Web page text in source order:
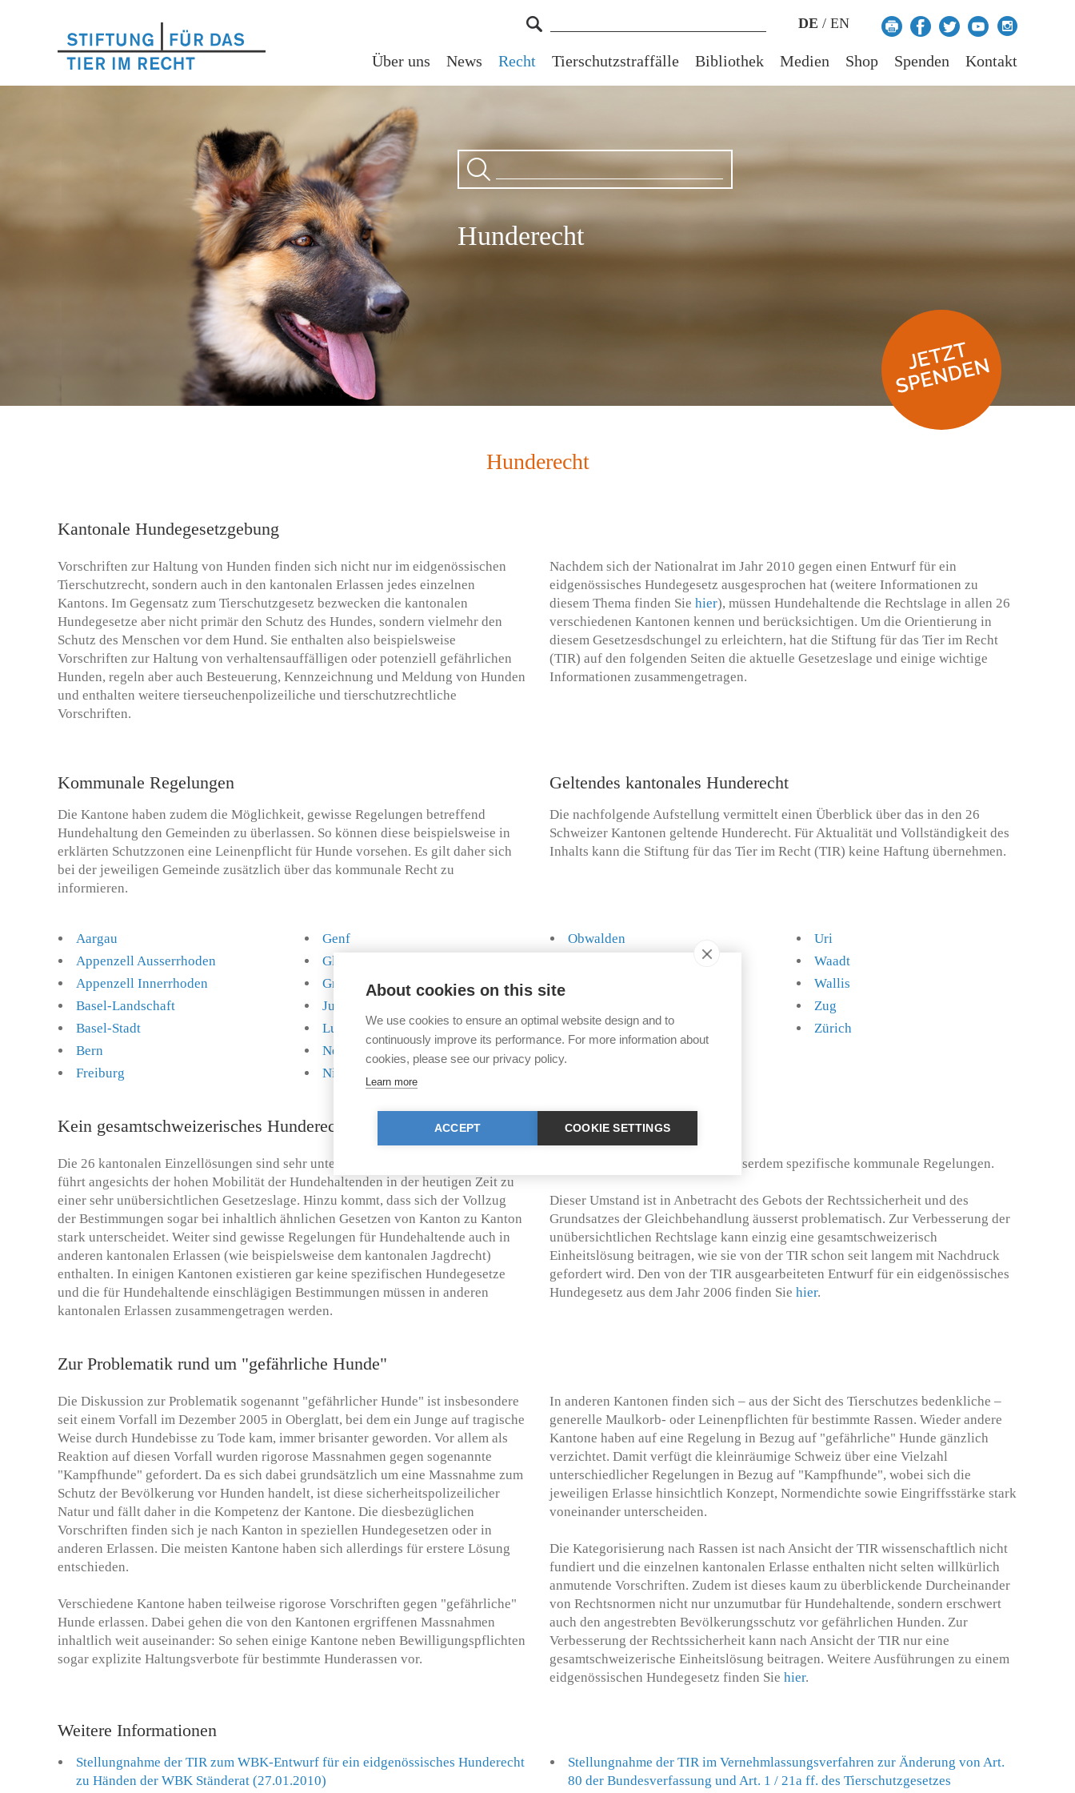
DE / EN
Über uns News Recht Tierschutzstraffälle Bibliothek Medien Shop Spenden Kontakt
Hunderecht
Hunderecht
Kantonale Hundegesetzgebung
Vorschriften zur Haltung von Hunden finden sich nicht nur im eidgenössischen
Tierschutzrecht, sondern auch in den kantonalen Erlassen jedes einzelnen
Kantons. Im Gegensatz zum Tierschutzgesetz bezwecken die kantonalen
Hundegesetze aber nicht primär den Schutz des Hundes, sondern vielmehr den
Schutz des Menschen vor dem Hund. Sie enthalten also beispielsweise
Vorschriften zur Haltung von verhaltensauffälligen oder potenziell gefährlichen
Hunden, regeln aber auch Besteuerung, Kennzeichnung und Meldung von Hunden
und enthalten weitere tierseuchenpolizeiliche und tierschutzrechtliche
Vorschriften.
Nachdem sich der Nationalrat im Jahr 2010 gegen einen Entwurf für ein
eidgenössisches Hundegesetz ausgesprochen hat (weitere Informationen zu
diesem Thema finden Sie hier), müssen Hundehaltende die Rechtslage in allen 26
verschiedenen Kantonen kennen und berücksichtigen. Um die Orientierung in
diesem Gesetzesdschungel zu erleichtern, hat die Stiftung für das Tier im Recht
(TIR) auf den folgenden Seiten die aktuelle Gesetzeslage und einige wichtige
Informationen zusammengetragen.
Kommunale Regelungen
Die Kantone haben zudem die Möglichkeit, gewisse Regelungen betreffend
Hundehaltung den Gemeinden zu überlassen. So können diese beispielsweise in
erklärten Schutzzonen eine Leinenpflicht für Hunde vorsehen. Es gilt daher sich
bei der jeweiligen Gemeinde zusätzlich über das kommunale Recht zu
informieren.
Geltendes kantonales Hunderecht
Die nachfolgende Aufstellung vermittelt einen Überblick über das in den 26
Schweizer Kantonen geltende Hunderecht. Für Aktualität und Vollständigkeit des
Inhalts kann die Stiftung für das Tier im Recht (TIR) keine Haftung übernehmen.
Aargau
Appenzell Ausserrhoden
Appenzell Innerrhoden
Basel-Landschaft
Basel-Stadt
Bern
Freiburg
Genf
Glarus
Graubünden
Jura
Luzern
Neuenburg
Nidwalden
Obwalden
St. Gallen
Uri
Waadt
Wallis
Zug
Zürich
Kein gesamtschweizerisches Hunderecht
Die 26 kantonalen Einzellösungen sind sehr unterschiedlich ausgestaltet. Dies
führt angesichts der hohen Mobilität der Hundehaltenden in der heutigen Zeit zu
einer sehr unübersichtlichen Gesetzeslage. Hinzu kommt, dass sich der Vollzug
der Bestimmungen sogar bei inhaltlich ähnlichen Gesetzen von Kanton zu Kanton
stark unterscheidet. Weiter sind gewisse Regelungen für Hundehaltende auch in
anderen kantonalen Erlassen (wie beispielsweise dem kantonalen Jagdrecht)
enthalten. In einigen Kantonen existieren gar keine spezifischen Hundegesetze
und die für Hundehaltende einschlägigen Bestimmungen müssen in anderen
kantonalen Erlassen zusammengetragen werden.
Nicht zu vernachlässigen sind ausserdem spezifische kommunale Regelungen.
Dieser Umstand ist in Anbetracht des Gebots der Rechtssicherheit und des
Grundsatzes der Gleichbehandlung äusserst problematisch. Zur Verbesserung der
unübersichtlichen Rechtslage kann einzig eine gesamtschweizerisch
Einheitslösung beitragen, wie sie von der TIR schon seit langem mit Nachdruck
gefordert wird. Den von der TIR ausgearbeiteten Entwurf für ein eidgenössisches
Hundegesetz aus dem Jahr 2006 finden Sie hier.
Zur Problematik rund um "gefährliche Hunde"
Die Diskussion zur Problematik sogenannt "gefährlicher Hunde" ist insbesondere
seit einem Vorfall im Dezember 2005 in Oberglatt, bei dem ein Junge auf tragische
Weise durch Hundebisse zu Tode kam, immer brisanter geworden. Vor allem als
Reaktion auf diesen Vorfall wurden rigorose Massnahmen gegen sogenannte
"Kampfhunde" gefordert. Da es sich dabei grundsätzlich um eine Massnahme zum
Schutz der Bevölkerung vor Hunden handelt, ist diese sicherheitspolizeilicher
Natur und fällt daher in die Kompetenz der Kantone. Die diesbezüglichen
Vorschriften finden sich je nach Kanton in speziellen Hundegesetzen oder in
anderen Erlassen. Die meisten Kantone haben sich allerdings für erstere Lösung
entschieden.
Verschiedene Kantone haben teilweise rigorose Vorschriften gegen "gefährliche"
Hunde erlassen. Dabei gehen die von den Kantonen ergriffenen Massnahmen
inhaltlich weit auseinander: So sehen einige Kantone neben Bewilligungspflichten
sogar explizite Haltungsverbote für bestimmte Hunderassen vor.
In anderen Kantonen finden sich – aus der Sicht des Tierschutzes bedenkliche –
generelle Maulkorb- oder Leinenpflichten für bestimmte Rassen. Wieder andere
Kantone haben auf eine Regelung in Bezug auf "gefährliche" Hunde gänzlich
verzichtet. Damit verfügt die kleinräumige Schweiz über eine Vielzahl
unterschiedlicher Regelungen in Bezug auf "Kampfhunde", wobei sich die
jeweiligen Erlasse hinsichtlich Konzept, Normendichte sowie Eingriffsstärke stark
voneinander unterscheiden.
Die Kategorisierung nach Rassen ist nach Ansicht der TIR wissenschaftlich nicht
fundiert und die einzelnen kantonalen Erlasse enthalten nicht selten willkürlich
anmutende Vorschriften. Zudem ist dieses kaum zu überblickende Durcheinander
von Rechtsnormen nicht nur unzumutbar für Hundehaltende, sondern erschwert
auch den angestrebten Bevölkerungsschutz vor gefährlichen Hunden. Zur
Verbesserung der Rechtssicherheit kann nach Ansicht der TIR nur eine
gesamtschweizerische Einheitslösung beitragen. Weitere Ausführungen zu einem
eidgenössischen Hundegesetz finden Sie hier.
Weitere Informationen
Stellungnahme der TIR zum WBK-Entwurf für ein eidgenössisches Hunderecht
zu Händen der WBK Ständerat (27.01.2010)
Stellungnahme der TIR im Vernehmlassungsverfahren zur Änderung von Art.
80 der Bundesverfassung und Art. 1 / 21a ff. des Tierschutzgesetzes
About cookies on this site
We use cookies to ensure an optimal website design and to
continuously improve its performance. For more information about
cookies, please see our privacy policy.
Learn more
ACCEPT COOKIE SETTINGS